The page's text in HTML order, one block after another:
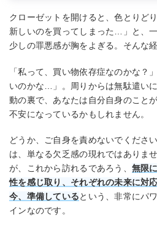
クローゼットを開けると、色とりど
新しいのを買ってしまった…」と、
少しの罪悪感が胸をよぎる。そんな
「私って、買い物依存症なのかな？
いのかな…」。周りからは無駄遣い
動の裏で、あなたは自分自身のこと
不安になっているかもしれません。
どうか、ご自身を責めないでくださ
は、単なる欠乏感の現れではありま
が、これから訪れるであろう、 無限
性を感じ取り、それぞれの未来に対
今、準備しているという、非常にパ
インなのです。